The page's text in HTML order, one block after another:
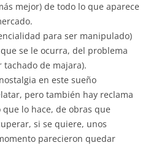
mejor) de todo lo que aparece
para ser manipulado)
se le ocurra, del problema
tachado de majara).
en este sueño
pero también hay reclama
lo hace, de obras que
si se quiere, unos
parecieron quedar